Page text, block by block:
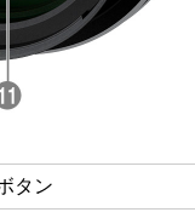
タン